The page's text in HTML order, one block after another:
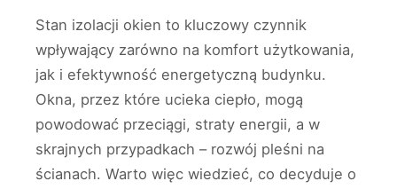
Stan izolacji okien to kluczowy czynnik
wpływający zarówno na komfort użytkowania,
jak i efektywność energetyczną budynku.
Okna, przez które ucieka ciepło, mogą
powodować przeciągi, straty energii, a w
skrajnych przypadkach – rozwój pleśni na
ścianach. Warto więc wiedzieć, co decyduje o